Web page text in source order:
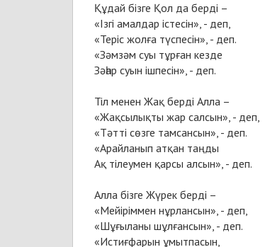
Құдай бізге Қол да берді –
«Ізгі амалдар істесін», - деп,
«Теріс жолға түспесін», - деп.
«Зәмзәм суы тұрған кезде
Зәһар суын ішпесін», - деп.
Тіл менен Жақ берді Алла –
«Жақсылықты жар салсын», - деп,
«Тәтті сөзге тамсансын», - деп.
«Арайланып атқан таңды
Ақ тілеумен қарсы алсын», - деп.
Алла бізге Жүрек берді –
«Мейіріммен нұрлансын», - деп,
«Шұғыланы шұлғансын», - деп.
«Истиғфарын ұмытпасын,